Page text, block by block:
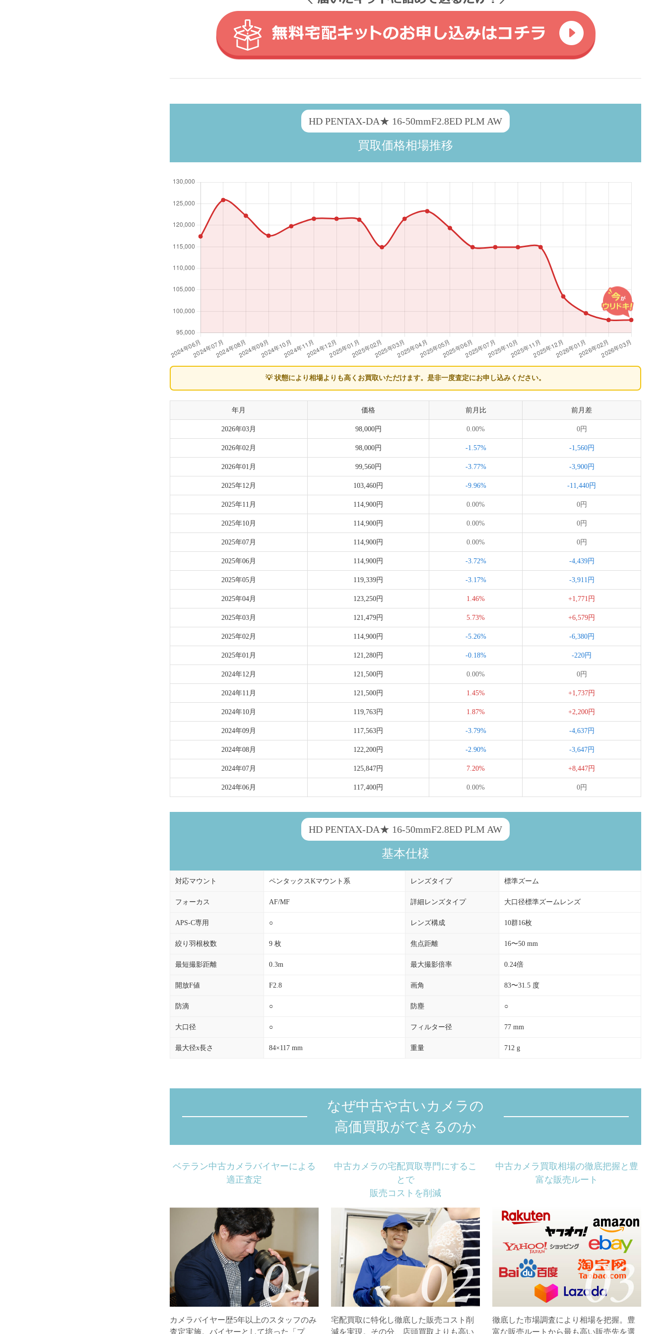
HD PENTAX-DA★ 16-50mmF2.8ED PLM AW
買取価格相場推移
💡 状態により相場よりも高くお買取いただけます。 是非一度査定にお申し込みください。
年月 価格 前月比 前月差
2026年03月 98,000円 0.00% 0円
2026年02月 98,000円 -1.57% -1,560円
2026年01月 99,560円 -3.77% -3,900円
2025年12月 103,460円 -9.96% -11,440円
2025年11月 114,900円 0.00% 0円
2025年10月 114,900円 0.00% 0円
2025年07月 114,900円 0.00% 0円
2025年06月 114,900円 -3.72% -4,439円
2025年05月 119,339円 -3.17% -3,911円
2025年04月 123,250円 1.46% +1,771円
2025年03月 121,479円 5.73% +6,579円
2025年02月 114,900円 -5.26% -6,380円
2025年01月 121,280円 -0.18% -220円
2024年12月 121,500円 0.00% 0円
2024年11月 121,500円 1.45% +1,737円
2024年10月 119,763円 1.87% +2,200円
2024年09月 117,563円 -3.79% -4,637円
2024年08月 122,200円 -2.90% -3,647円
2024年07月 125,847円 7.20% +8,447円
2024年06月 117,400円 0.00% 0円
HD PENTAX-DA★ 16-50mmF2.8ED PLM AW
基本仕様
対応マウント ペンタックスKマウント系 レンズタイプ 標準ズーム
フォーカス AF/MF 詳細レンズタイプ 大口径標準ズームレンズ
APS-C専用 ○ レンズ構成 10群16枚
絞り羽根枚数 9 枚 焦点距離 16〜50 mm
最短撮影距離 0.3m 最大撮影倍率 0.24倍
開放F値 F2.8 画角 83〜31.5 度
防滴 ○ 防塵 ○
大口径 ○ フィルター径 77 mm
最大径x長さ 84×117 mm 重量 712 g
なぜ中古や古いカメラの
高価買取ができるのか
ベテラン中古カメラバイヤーによる
適正査定
カメラバイヤー歴5年以上のスタッフのみ
査定実施。バイヤーとして培った「プ
中古カメラの宅配買取専門にするこ
とで
販売コストを削減
宅配買取に特化し徹底した販売コスト削
減を実現。その分、店頭買取よりも高い
中古カメラ買取相場の徹底把握と豊
富な販売ルート
徹底した市場調査により相場を把握。豊
富な販売ルートから最も高い販売先を選